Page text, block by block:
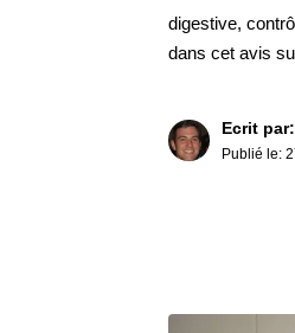
digestive,
dans cet avis
Ecrit
Publié le: